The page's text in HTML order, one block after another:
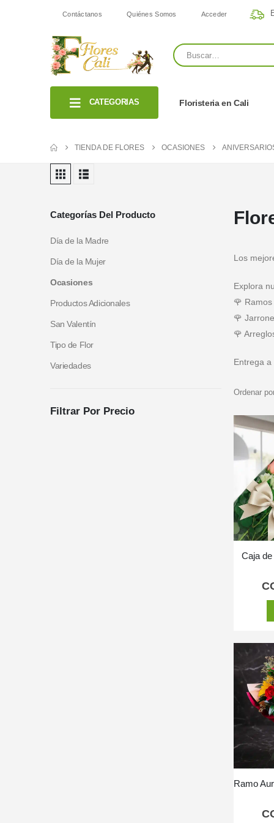
Contáctanos Quiénes Somos Acceder
CATEGORIAS Floristeria en Cali
TIENDA DE FLORES OCASIONES
Los
Explora
🌹
🌹
🌹
Entrega
Ordenar
Caja
Categorías Del Producto
Día de la Madre
Día de la Mujer
Ocasiones
Productos Adicionales
San Valentín
Tipo de Flor
Variedades
Filtrar Por Precio